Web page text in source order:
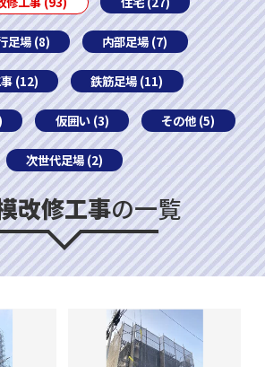
足場 (8) 内部足場 (7)
(12) 鉄筋足場 (11)
仮囲い (3) その他 (5)
次世代足場 (2)
改修工事の一覧